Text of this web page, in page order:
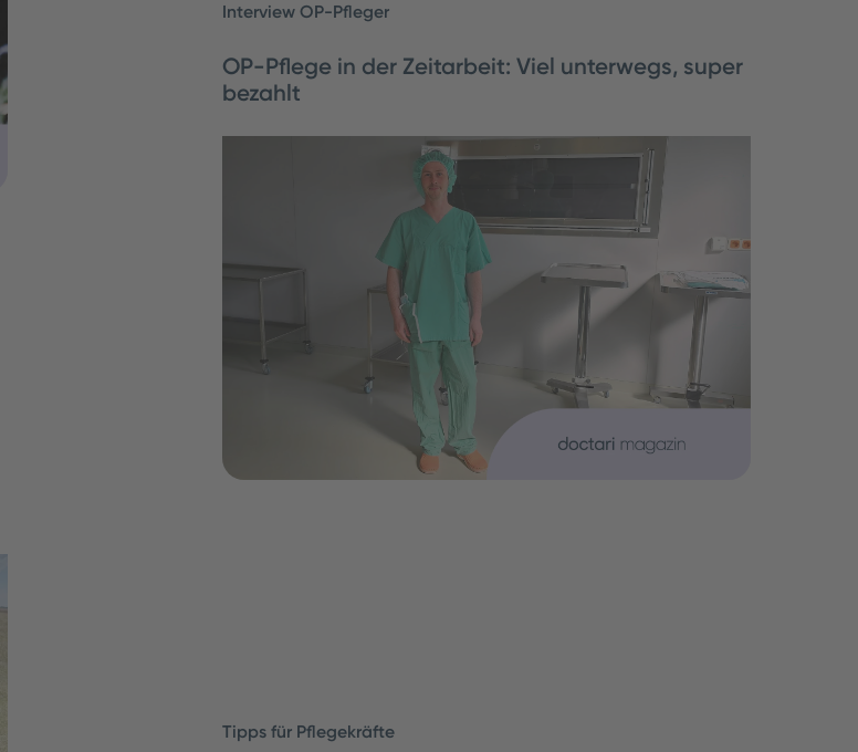
Interview OP-Pfleger
OP-Pflege in der Zeitarbeit: Viel unterwegs, super
bezahlt
OP-Pfleger Lars Gröning (40) ist seit neun Jahren als
Zeitarbeitskraft für doctari unterwegs und im Einsatz in
verschiedenen OPs. Welche Vorteile das für ihn ha…
Tipps für Pflegekräfte